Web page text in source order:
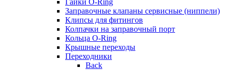
Гайки O-Ring
Заправочные клапаны сервисные (ниппели)
Клипсы для фитингов
Колпачки на заправочный порт
Кольца O-Ring
Крышные переходы
Переходники
Back